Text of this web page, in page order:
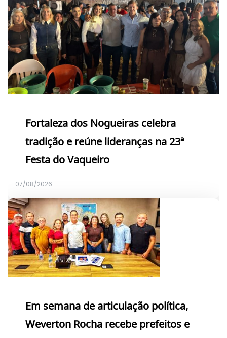
Fortaleza dos Nogueiras celebra
tradição e reúne lideranças na 23ª
Festa do Vaqueiro
07/08/2026
Em semana de articulação política,
Weverton Rocha recebe prefeitos e